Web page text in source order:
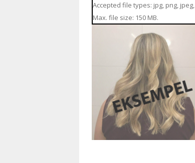
Accepted file types: jpg, png, jpeg,
Max. file size: 150 MB.